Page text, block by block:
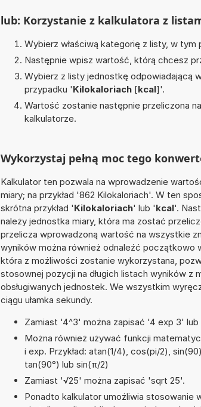
lub: Korzystanie z kalkulatora z
Wybierz właściwą kategorię z listy, w tym
Następnie wpisz wartość, którą chcesz
Wybierz z listy jednostkę odpowiadającą
przypadku 'Kilokaloriach [kcal]'.
Wartość zostanie następnie przeliczona
kalkulatorze.
Wykorzystaj pełną moc tego
Kalkulator ten pozwala na wprowadzenie
miary; na przykład '862 Kilokaloriach'. W ten
skrótna przykład 'Kilokaloriach' lub 'kcal'.
należy jednostka miary, która ma zostać
przelicza wprowadzoną wartość na wszystkie
wyników można również odnaleźć początkowo
która z możliwości zostanie wykorzystana,
stosownej pozycji na długich listach wyników z
obsługiwanych jednostek. We wszystkim
ciągu ułamka sekundy.
Zamiast '4^3' można zapisać '4 exp 3'
Można również używać funkcji
i exp. Przykład: atan(1/4), cos(pi/2),
tan(90°) lub sin(π/2)
Zamiast '√25' można zapisać 'sqrt 25'.
Ponadto kalkulator umożliwia stosowanie